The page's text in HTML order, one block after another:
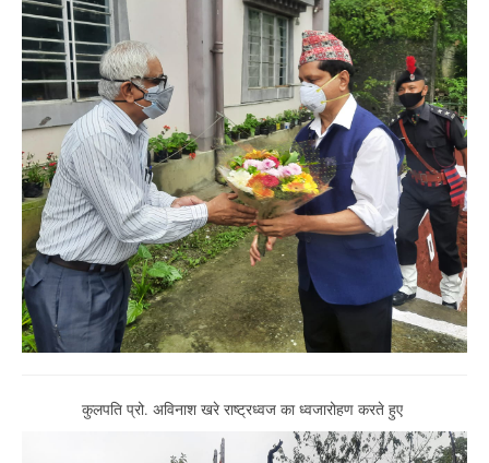
कुलपति प्रो. अविनाश खरे राष्ट्रध्वज का ध्वजारोहण करते हुए